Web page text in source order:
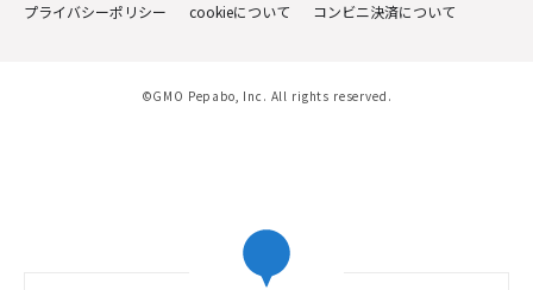
プライバシーポリシー
cookieについて コンビニ決済について
©GMO Pepabo, Inc. All rights reserved.